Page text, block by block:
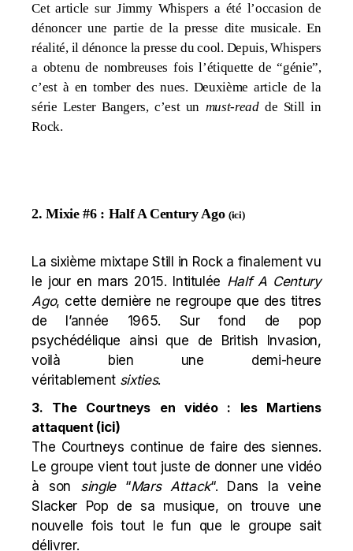
Cet article sur Jimmy Whispers a été l’occasion de
dénoncer une partie de la presse dite musicale. En
réalité, il dénonce la presse du cool. Depuis, Whispers
a obtenu de nombreuses fois l’étiquette de “génie”,
c’est à en tomber des nues. Deuxième article de la
série Lester Bangers, c’est un must-readde Still in
Rock.
2. Mixie #6 : Half A Century Ago (ici)
La sixième mixtape Still in Rock a finalement vu
le jour en mars 2015. Intitulée Half A Century
Ago, cette dernière ne regroupe que des titres
de l’année 1965. Sur fond de pop
psychédélique ainsi que de British Invasion,
voilà bien une demi-heure
véritablement sixties.
3. The Courtneys en vidéo : les Martiens
attaquent (ici)
The Courtneys continue de faire des siennes.
Le groupe vient tout juste de donner une vidéo
à son single “Mars Attack“. Dans la veine
Slacker Pop de sa musique, on trouve une
nouvelle fois tout le fun que le groupe sait
délivrer.